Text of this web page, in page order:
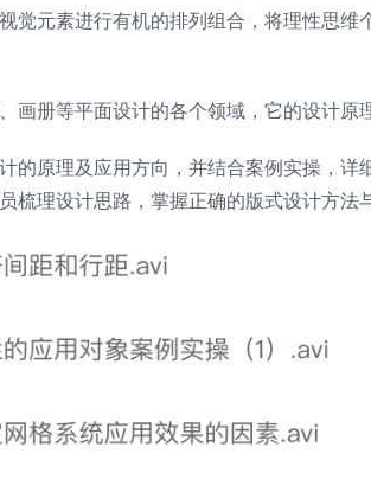
觉元素进行有机的排列组合，将理性思
画册等平面设计的各个领域，它的设计原
的原理及应用方向，并结合案例实操，
梳理设计思路，掌握正确的版式设计方法